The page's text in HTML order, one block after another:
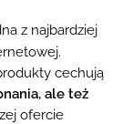
z najbardziej
cechują
ale też
ofercie